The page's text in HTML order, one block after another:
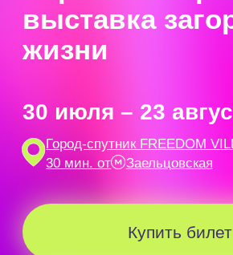
Город-спутник FREEDOM VILLAGE
30 июля – 23 августа
Купить билет
Мероприятия